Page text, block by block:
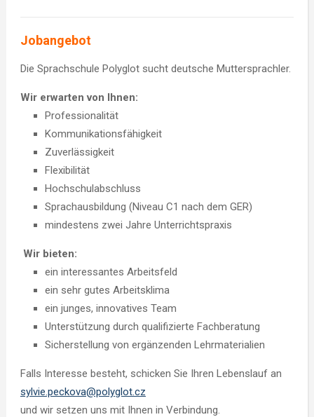
Jobangebot
Die Sprachschule Polyglot sucht deutsche Muttersprachler.
Wir erwarten von Ihnen:
Professionalität
Kommunikationsfähigkeit
Zuverlässigkeit
Flexibilität
Hochschulabschluss
Sprachausbildung (Niveau C1 nach dem GER)
mindestens zwei Jahre Unterrichtspraxis
Wir bieten:
ein interessantes Arbeitsfeld
ein sehr gutes Arbeitsklima
ein junges, innovatives Team
Unterstützung durch qualifizierte Fachberatung
Sicherstellung von ergänzenden Lehrmaterialien
Falls Interesse besteht, schicken Sie Ihren Lebenslauf an
sylvie.peckova@polyglot.cz
und wir setzen uns mit Ihnen in Verbindung.